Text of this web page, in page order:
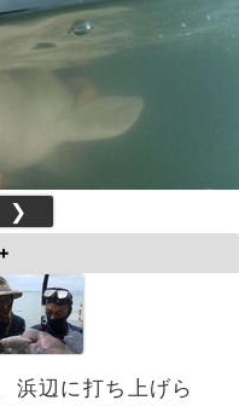
❯
浜辺に打ち上げら